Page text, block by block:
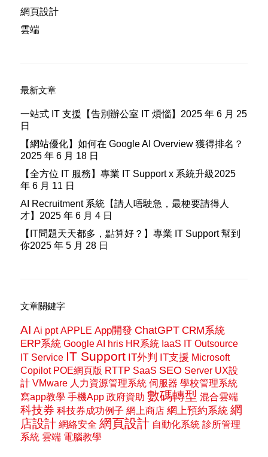
網頁設計
雲端
最新文章
一站式 IT 支援【告別辦公室 IT 煩惱】2025 年 6 月 25
日
【網站優化】如何在 Google AI Overview 獲得排名？
2025 年 6 月 18 日
【全方位 IT 服務】專業 IT Support x 系統升級2025
年 6 月 11 日
AI Recruitment 系統【請人唔駛急，最梗要請得人
才】2025 年 6 月 4 日
【IT問題天天都多，點算好？】專業 IT Support 幫到
你2025 年 5 月 28 日
文章關鍵字
AI Ai ppt APPLE App開發 ChatGPT CRM系統
ERP系統 Google AI hris HR系統 IaaS IT Outsource
IT Service IT Support IT外判 IT支援 Microsoft
Copilot POE網頁版 RTTP SaaS SEO Server UX設
計 VMware 人力資源管理系統 伺服器 學校管理系統
寫app教學 手機App 政府資助 數碼轉型 混合雲端
科技券 科技券成功例子 網上商店 網上預約系統 網
店設計 網絡安全 網頁設計 自動化系統 診所管理
系統 雲端 電腦教學